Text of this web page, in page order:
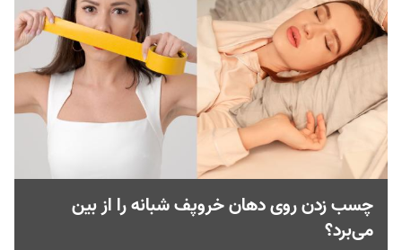
چسب زدن روی دهان خروپف شبانه را از بین
می‌برد؟